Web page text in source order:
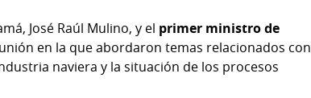
José Raúl Mulino, y el primer ministro de
en la que abordaron temas relacionados con
naviera y la situación de los procesos